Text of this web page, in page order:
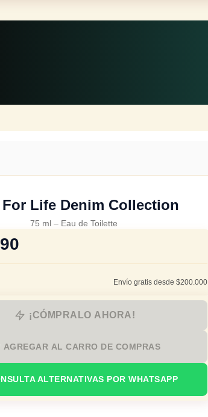
Life Denim Collection
75 ml – Eau de Toilette
Envío gratis desde $200.000
¡CÓMPRALO AHORA!
AGREGAR AL CARRO DE COMPRAS
ALTERNATIVAS POR WHATSAPP